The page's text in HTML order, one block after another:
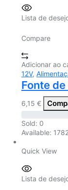
Lista de
Compare
Adicionar ao
12V,
Fonte
6,15 €
Sold: 0
Available:
Quick View
Lista de